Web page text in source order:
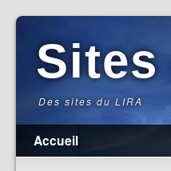
Sites
Des sites du LIRA
Accueil